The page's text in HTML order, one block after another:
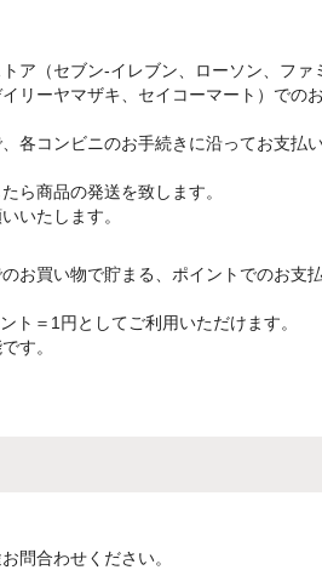
ア（セブン-イレブン、ローソン、ファ
リーヤマザキ、セイコーマート）での
各コンビニのお手続きに沿ってお支払
ら商品の発送を致します。
いたします。
お買い物で貯まる、ポイントでのお支
ト＝1円としてご利用いただけます。
す。
問合わせください。